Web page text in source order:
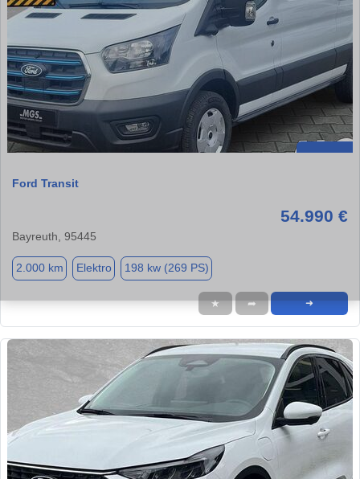
Ford Transit
54.990 €
Bayreuth, 95445
2.000 km Elektro 198 kw (269 PS)
★ ➦ ➜